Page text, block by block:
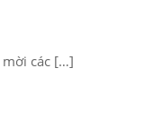
mời các […]